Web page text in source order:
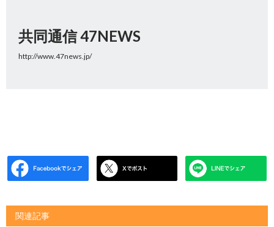
共同通信 47NEWS
http://www.47news.jp/
関連記事